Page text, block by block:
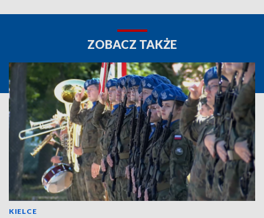
ZOBACZ TAKŻE
KIELCE